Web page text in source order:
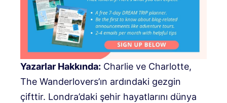
Yazarlar Hakkında: Charlie ve Charlotte,
The Wanderlovers’ın ardındaki gezgin
çifttir. Londra’daki şehir hayatlarını dünya